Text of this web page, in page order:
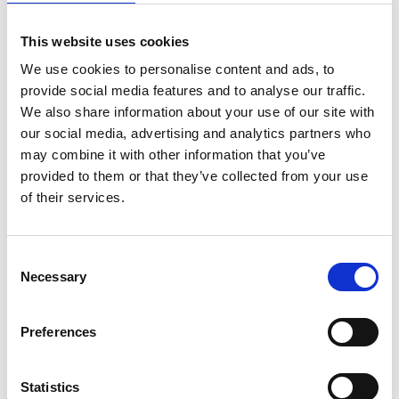
This website uses cookies
We use cookies to personalise content and ads, to
provide social media features and to analyse our traffic.
We also share information about your use of our site with
our social media, advertising and analytics partners who
may combine it with other information that you’ve
provided to them or that they’ve collected from your use
of their services.
Selection
Necessary
Preferences
Statistics
I nödsituation ring 112
Apotek
Kronans apotek i Färgelanda
Centrumvägen 10
458 30 Färgelanda
Tel.077-161 26 12
Närhälsan Färgelanda Vårdcentral och BVC
458 32 Färgelanda